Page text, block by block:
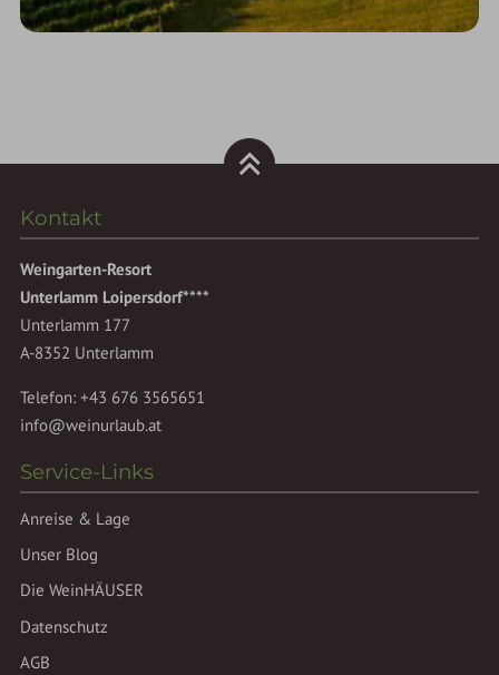
Kontakt
Weingarten-Resort
Unterlamm Loipersdorf****
Unterlamm 177
A-8352 Unterlamm
Telefon:+43 676 3565651
info@weinurlaub.at
Service-Links
Anreise & Lage
Unser Blog
Die WeinHÄUSER
Datenschutz
AGB